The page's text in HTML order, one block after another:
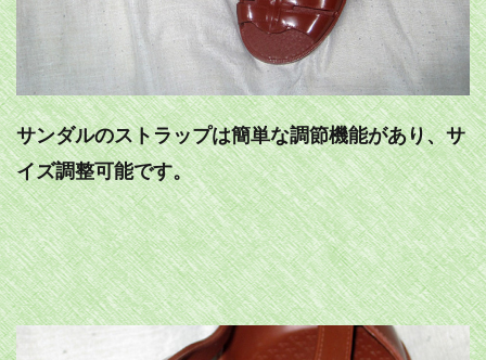
サンダルのストラップは簡単な調節機能があり、サ
イズ調整可能です。